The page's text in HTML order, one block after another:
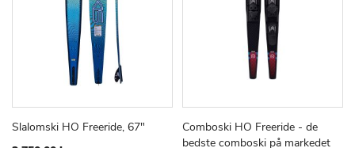
Læg i kurv
TILFØJSAMMENLIGN
Slalomski HO Freeride, 67"
Læg i kurv
TILFØJ
Comboski HO Freeride - de
bedste comboski på markedet